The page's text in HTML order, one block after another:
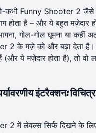
कभी Funny Shooter 2 जैसे
होता है – और ये बहुत मज़ेदार
गोल-गोल घूमना या कहीं
2 के मज़े को और बढ़ा देता
ये मज़ेदार होता है), तो वो
इंटरैक्शन:
2 में लेवल्स सिर्फ दिखने के लिए